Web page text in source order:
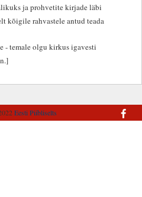
ja prohvetite kirjade läbi
kõigile rahvastele antud teada
- temale olgu kirkus igavesti
Eesti Piibliselts